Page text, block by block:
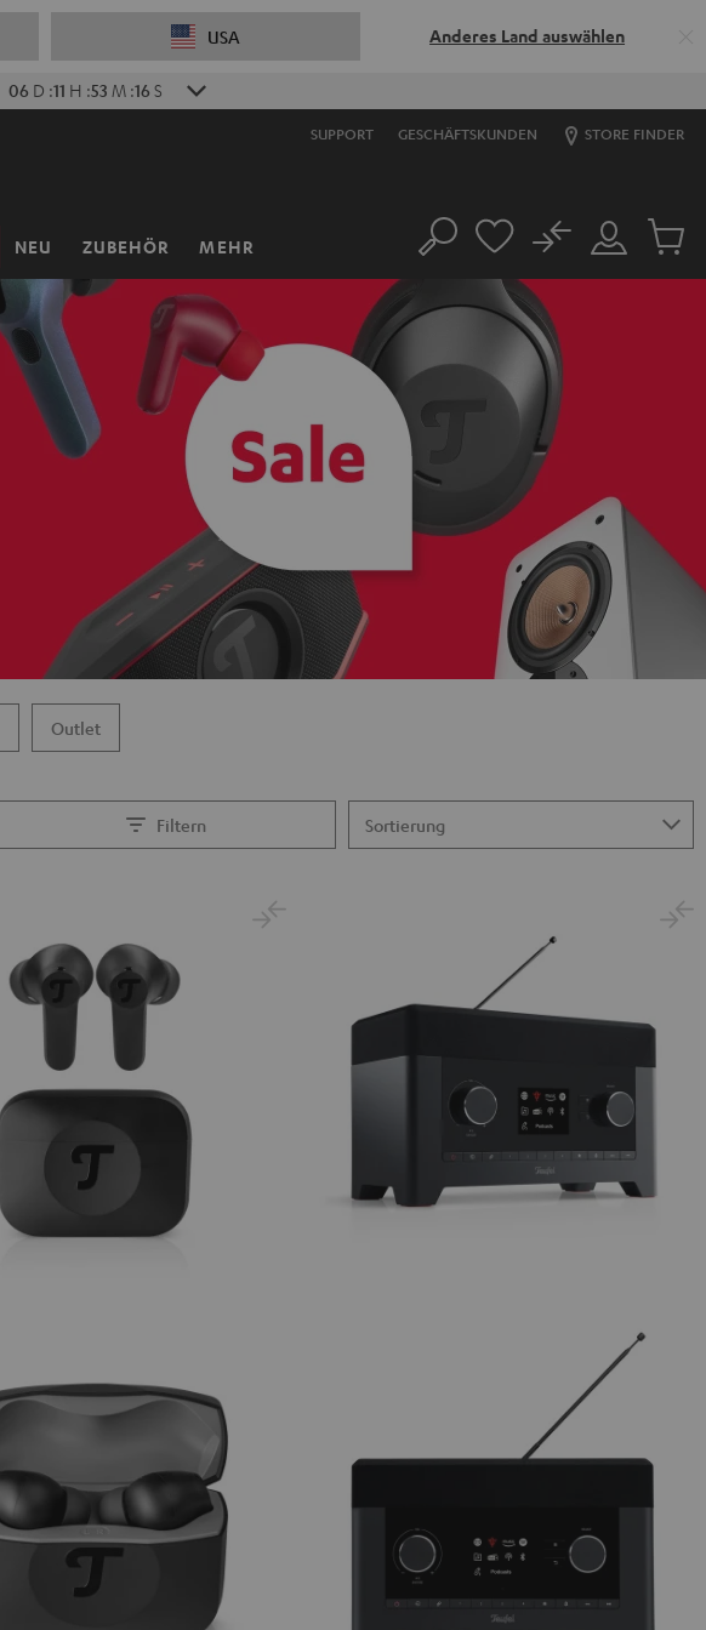
USA Anderes Land auswählen
06 D :11 H :53 M :14 S
SUPPORT GESCHÄFTSKUNDEN STORE FINDER
NEU ZUBEHÖR MEHR Suche
Mein
Konto
No
Artikel
Outlet
Filtern